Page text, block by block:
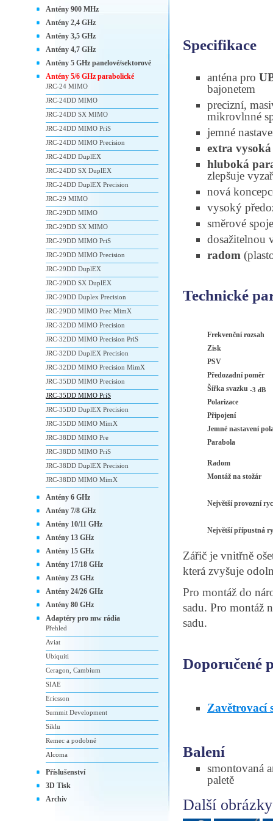
Specifikace
anténa pro
bajonetem
precizní,
mikrovlnné
jemné
extra
hluboká
zlepšuje
nová
vysoký
směrové
dosažitelnou
radom
Technické
Frekvenční rozsah
Zisk
PSV
Předozadní poměr
Šířka svazku -3 dB
Polarizace
Připojení
Jemné nastavení
Parabola
Radom
Montáž na stožár
Největší provozní
Největší přípustná
Zářič je vnitřně
která zvyšuje
Pro montáž do
sadu. Pro montáž
sadu.
Doporučené
Zavětrovací
Balení
smontovaná
paletě
Další
Antény 900 MHz
Antény 2,4 GHz
Antény 3,5 GHz
Antény 4,7 GHz
Antény 5 GHz panelové/sektorové
Antény 5/6 GHz parabolické
JRC-24 MIMO
JRC-24DD MIMO
JRC-24DD SX MIMO
JRC-24DD MIMO PriS
JRC-24DD MIMO Precision
JRC-24DD DuplEX
JRC-24DD SX DuplEX
JRC-24DD DuplEX Precision
JRC-29 MIMO
JRC-29DD MIMO
JRC-29DD SX MIMO
JRC-29DD MIMO PriS
JRC-29DD MIMO Precision
JRC-29DD DuplEX
JRC-29DD SX DuplEX
JRC-29DD Duplex Precision
JRC-29DD MIMO Prec MimX
JRC-32DD MIMO Precision
JRC-32DD MIMO Precision PriS
JRC-32DD DuplEX Precision
JRC-32DD MIMO Precision MimX
JRC-35DD MIMO Precision
JRC-35DD MIMO PriS
JRC-35DD DuplEX Precision
JRC-35DD MIMO MimX
JRC-38DD MIMO Pre
JRC-38DD MIMO PriS
JRC-38DD DuplEX Precision
JRC-38DD MIMO MimX
Antény 6 GHz
Antény 7/8 GHz
Antény 10/11 GHz
Antény 13 GHz
Antény 15 GHz
Antény 17/18 GHz
Antény 23 GHz
Antény 24/26 GHz
Antény 80 GHz
Adaptéry pro mw rádia
Přehled
Aviat
Ubiquiti
Ceragon, Cambium
SIAE
Ericsson
Summit Development
Siklu
Remec a podobné
Alcoma
Příslušenství
3D Tisk
Archiv